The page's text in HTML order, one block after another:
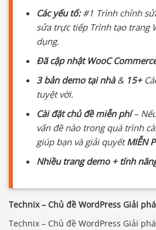
Các yếu tố:#1 Trình chỉnh
sửa trực tiếp Trình tạo trang
dụng.
Đã cập nhật WooC
3 bản demo tại nhà& 15+
tuyệt vời.
Cài đặt chủ đề miễn phí–
vấn đề nào trong quá trình
giúp bạn và giải quyếtMIỄN
Nhiều trang demo + tính
Technix – Chủ đề WordPress Giải
Technix – Chủ đề WordPress Giải